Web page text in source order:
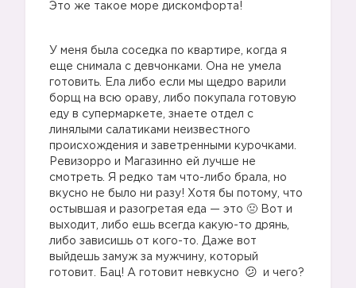
Это же такое море дискомфорта!
У меня была соседка по квартире, когда я
еще снимала с девчонками. Она не умела
готовить. Ела либо если мы щедро варили
борщ на всю ораву, либо покупала готовую
еду в супермаркете, знаете отдел с
линялыми салатиками неизвестного
происхождения и заветренными курочками.
Ревизорро и Магазинно ей лучше не
смотреть. Я редко там что-либо брала, но
вкусно не было ни разу! Хотя бы потому, что
остывшая и разогретая еда — это 🤢 Вот и
выходит, либо ешь всегда какую-то дрянь,
либо зависишь от кого-то. Даже вот
выйдешь замуж за мужчину, который
готовит. Бац! А готовит невкусно
и чего?